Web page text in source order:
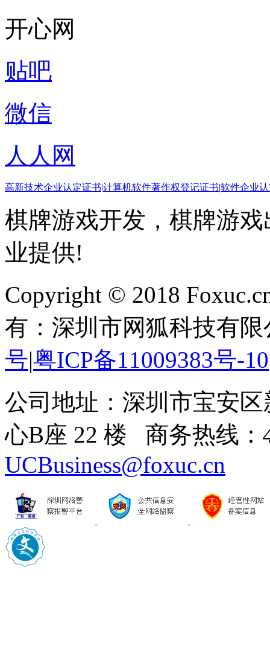
开心网
贴吧
微信
人人网
高新技术企业认定证书|计算机软件著作权登记证书|软件企业
棋牌游戏开发，棋牌游
业提供!
Copyright © 2018
有：深圳市网狐科技有限
号|粤ICP备11009383号-10
公司地址：深圳市宝安
心B座 22 楼 商务热线：
UCBusiness@foxuc.cn